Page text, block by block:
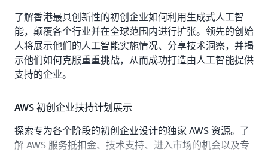
了解香港最具创新性的初创企业如何利用生成式人工智
能，颠覆各个行业并在全球范围内进行扩张。领先的创始
人将展示他们的人工智能实施情况、分享技术洞察，并揭
示他们如何克服重重挑战，从而成功打造由人工智能提供
支持的企业。
AWS 初创企业扶持计划展示
探索专为各个阶段的初创企业设计的独家 AWS 资源。了
解 AWS 服务抵扣金、技术支持、进入市场的机会以及专